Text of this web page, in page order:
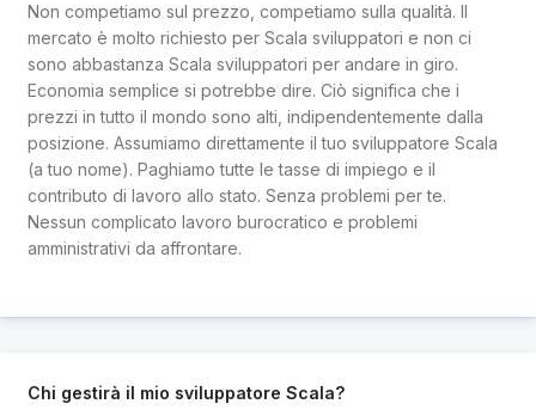
Non competiamo sul prezzo, competiamo sulla qualità. Il
mercato è molto richiesto per Scala sviluppatori e non ci
sono abbastanza Scala sviluppatori per andare in giro.
Economia semplice si potrebbe dire. Ciò significa che i
prezzi in tutto il mondo sono alti, indipendentemente dalla
posizione. Assumiamo direttamente il tuo sviluppatore Scala
(a tuo nome). Paghiamo tutte le tasse di impiego e il
contributo di lavoro allo stato. Senza problemi per te.
Nessun complicato lavoro burocratico e problemi
amministrativi da affrontare.
Chi gestirà il mio sviluppatore Scala?